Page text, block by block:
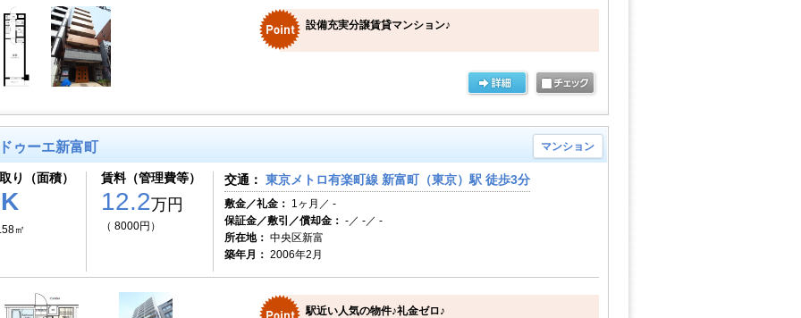
設備充実分譲賃貸マンション♪
ゥーエ新富町 マンション
り（面積）
㎡
賃料（管理費等）
12.2万円
（ 8000円）
交通： 東京メトロ有楽町線 新富町（東京）駅 徒歩3分
敷金／礼金： 1ヶ月／ -
保証金／敷引／償却金： -／ -／ -
所在地： 中央区新富
築年月： 2006年2月
駅近い人気の物件♪礼金ゼロ♪